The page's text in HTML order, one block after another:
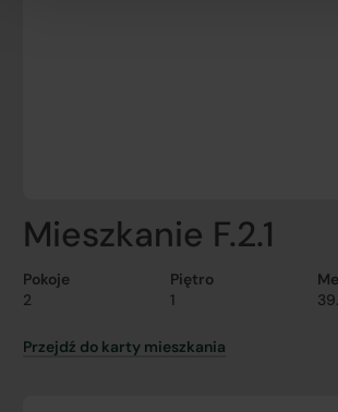
Mieszkanie F.2.1
Pokoje
2
Piętro
1
Przejdź do karty mieszkania